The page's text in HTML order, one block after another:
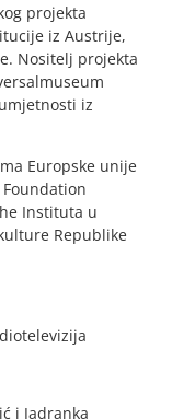
projekta
iz Austrije,
Nositelj projekta
iz
Europske unije
Instituta u
Republike
i Jadranka